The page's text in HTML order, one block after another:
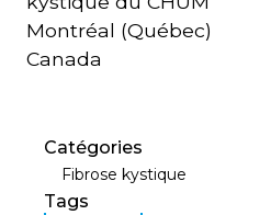
Montréal (Québec)
Canada
Catégories
Fibrose kystique
Tags